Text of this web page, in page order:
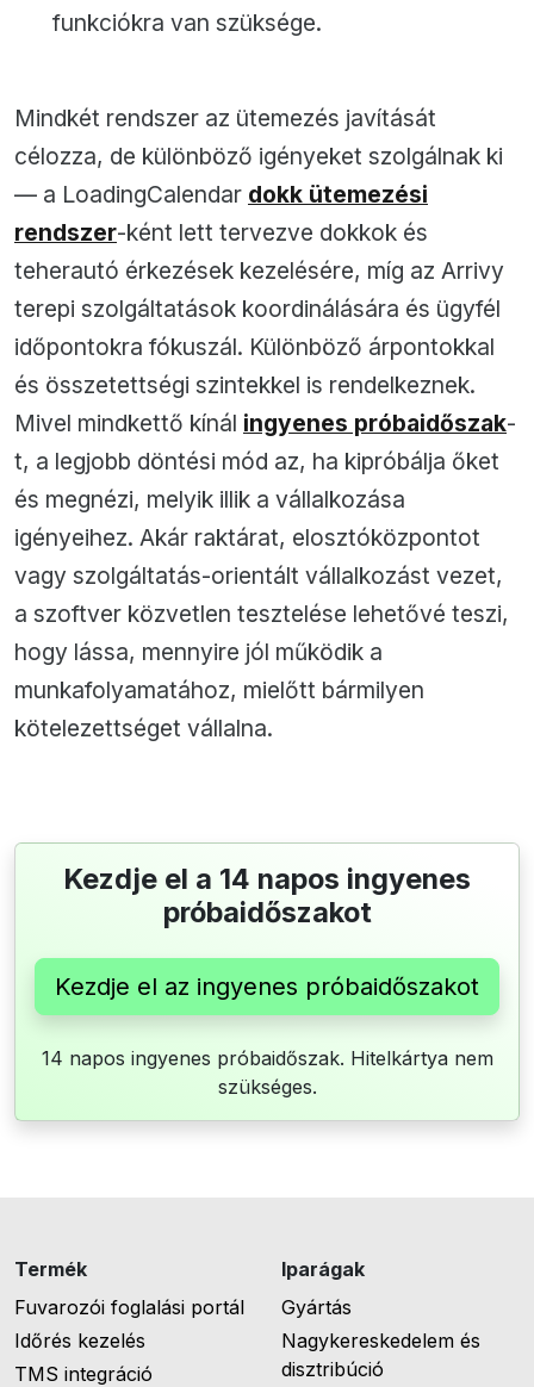
funkciókra van szüksége.
Mindkét rendszer az ütemezés javítását
célozza, de különböző igényeket szolgálnak ki
— a LoadingCalendar dokk ütemezési
rendszer-ként lett tervezve dokkok és
teherautó érkezések kezelésére, míg az Arrivy
terepi szolgáltatások koordinálására és ügyfél
időpontokra fókuszál. Különböző árpontokkal
és összetettségi szintekkel is rendelkeznek.
Mivel mindkettő kínál ingyenes próbaidőszak-
t, a legjobb döntési mód az, ha kipróbálja őket
és megnézi, melyik illik a vállalkozása
igényeihez. Akár raktárat, elosztóközpontot
vagy szolgáltatás-orientált vállalkozást vezet,
a szoftver közvetlen tesztelése lehetővé teszi,
hogy lássa, mennyire jól működik a
munkafolyamatához, mielőtt bármilyen
kötelezettséget vállalna.
Kezdje el a 14 napos ingyenes
próbaidőszakot
Kezdje el az ingyenes próbaidőszakot
14 napos ingyenes próbaidőszak. Hitelkártya nem
szükséges.
Termék
Fuvarozói foglalási portál
Időrés kezelés
TMS integráció
Iparágak
Gyártás
Nagykereskedelem és
disztribúció